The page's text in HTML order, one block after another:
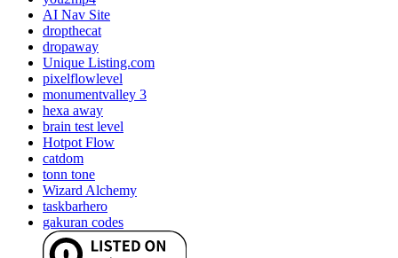
AI Nav Site
dropthecat
dropaway
Unique Listing.com
pixelflowlevel
monumentvalley 3
hexa away
brain test level
Hotpot Flow
catdom
tonn tone
Wizard Alchemy
taskbarhero
gakuran codes